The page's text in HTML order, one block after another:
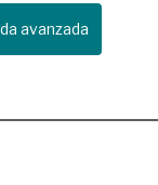
avanzada